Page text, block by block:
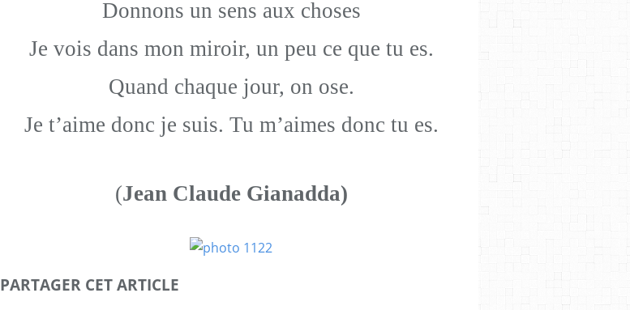
Donnons un sens aux choses
Je vois dans mon miroir, un peu ce que tu es.
Quand chaque jour, on ose.
Je t’aime donc je suis. Tu m’aimes donc tu es.
(Jean Claude Gianadda)
PARTAGER CET ARTICLE